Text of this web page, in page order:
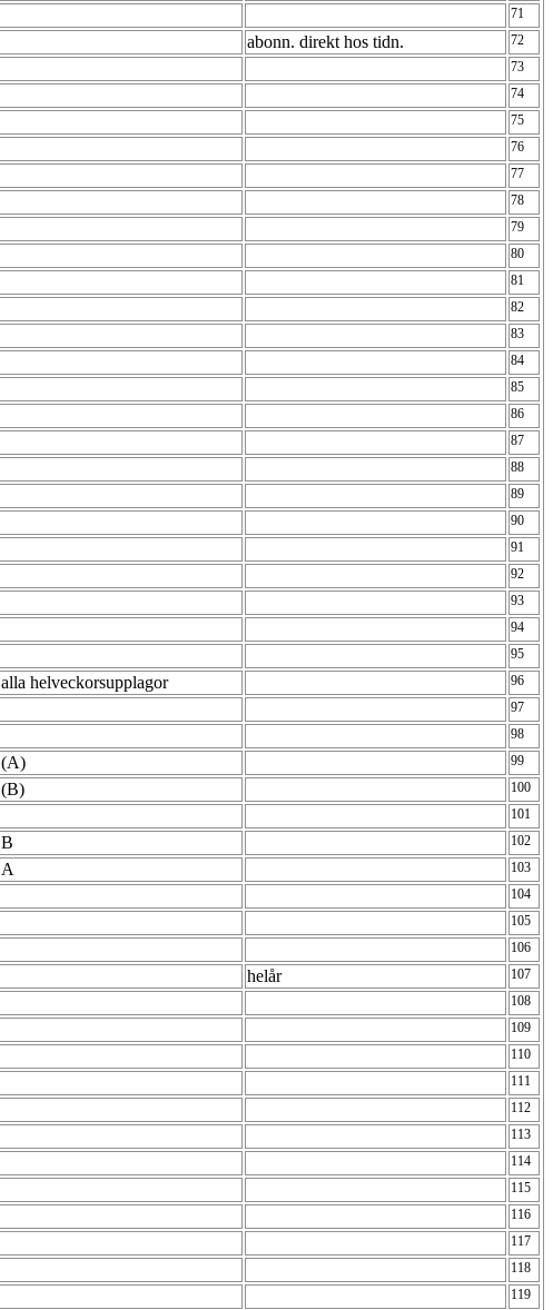
71
abonn. direkt hos tidn. 72
73
74
75
76
77
78
79
80
81
82
83
84
85
86
87
88
89
90
91
92
93
94
95
alla helveckorsupplagor 96
97
98
(A) 99
(B) 100
101
B 102
A 103
104
105
106
helår 107
108
109
110
111
112
113
114
115
116
117
118
119